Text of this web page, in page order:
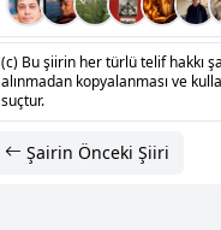
(c) Bu şiirin her türlü telif hakkı
alınmadan kopyalanması ve
suçtur.
Şairin Önceki Şiiri